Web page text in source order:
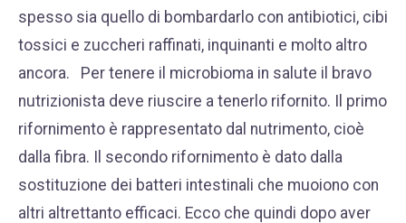
spesso sia quello di bombardarlo con antibiotici, cibi
tossici e zuccheri raffinati, inquinanti e molto altro
ancora. Per tenere il microbioma in salute il bravo
nutrizionista deve riuscire a tenerlo rifornito. Il primo
rifornimento è rappresentato dal nutrimento, cioè
dalla fibra. Il secondo rifornimento è dato dalla
sostituzione dei batteri intestinali che muoiono con
altri altrettanto efficaci. Ecco che quindi dopo aver